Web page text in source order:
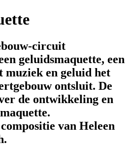
circuit
geluidsmaquette, een
muziek en geluid het
ontsluit. De
de ontwikkeling en
van Heleen